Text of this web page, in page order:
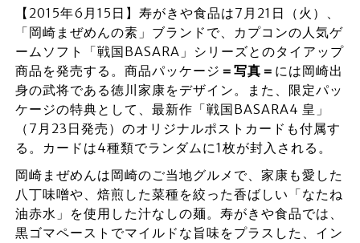
【2015年6月15日】寿がきや食品は7月21日（火）、
「岡崎まぜめんの素」ブランドで、カプコンの人気ゲ
ームソフト「戦国BASARA」シリーズとのタイアップ
商品を発売する。商品パッケージ ＝写真＝ には岡崎出
身の武将である徳川家康をデザイン。また、限定パッ
ケージの特典として、最新作「戦国BASARA4 皇」
（7月23日発売）のオリジナルポストカードも付属す
る。カードは4種類でランダムに1枚が封入される。
岡崎まぜめんは岡崎のご当地グルメで、家康も愛した
八丁味噌や、焙煎した菜種を絞った香ばしい「なたね
油赤水」を使用した汁なしの麺。寿がきや食品では、
黒ゴマペーストでマイルドな旨味をプラスした、イン